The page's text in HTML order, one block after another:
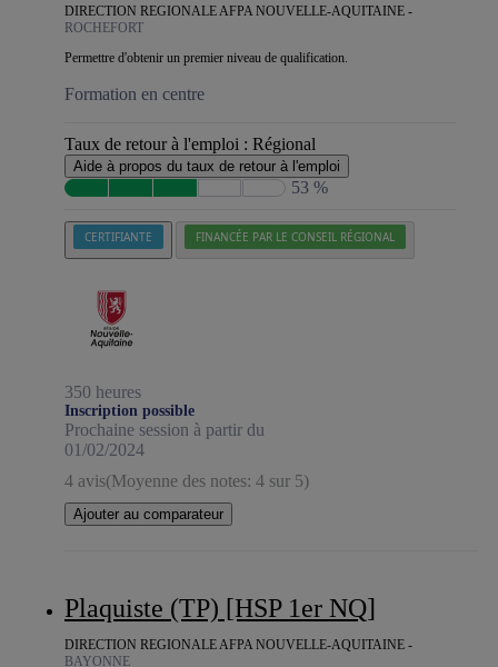
DIRECTION REGIONALE AFPA NOUVELLE-AQUITAINE -
ROCHEFORT
Permettre d'obtenir un premier niveau de qualification.
Formation en centre
Taux de retour à l'emploi : Régional
Aide à propos du taux de retour à l'emploi
53 %
CERTIFIANTE FINANCÉE PAR LE CONSEIL RÉGIONAL
350 heures
Inscription possible
Prochaine session à partir du
01/02/2024
4 avis(Moyenne des notes: 4 sur 5)
Ajouter au comparateur
Plaquiste (TP) [HSP 1er NQ]
DIRECTION REGIONALE AFPA NOUVELLE-AQUITAINE -
BAYONNE